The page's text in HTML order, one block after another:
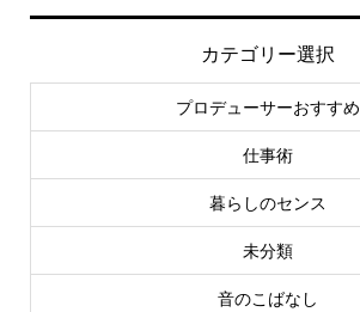
カテゴリー選択
プロデューサーおすすめ
仕事術
暮らしのセンス
未分類
音のこばなし